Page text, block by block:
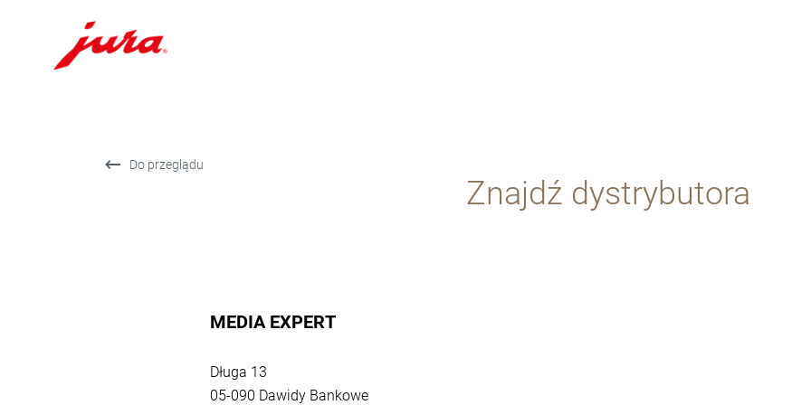
Do przeglądu
Znajdź dystrybutora
przeglądu
MEDIA EXPERT
Długa 13
05-090 Dawidy Bankowe